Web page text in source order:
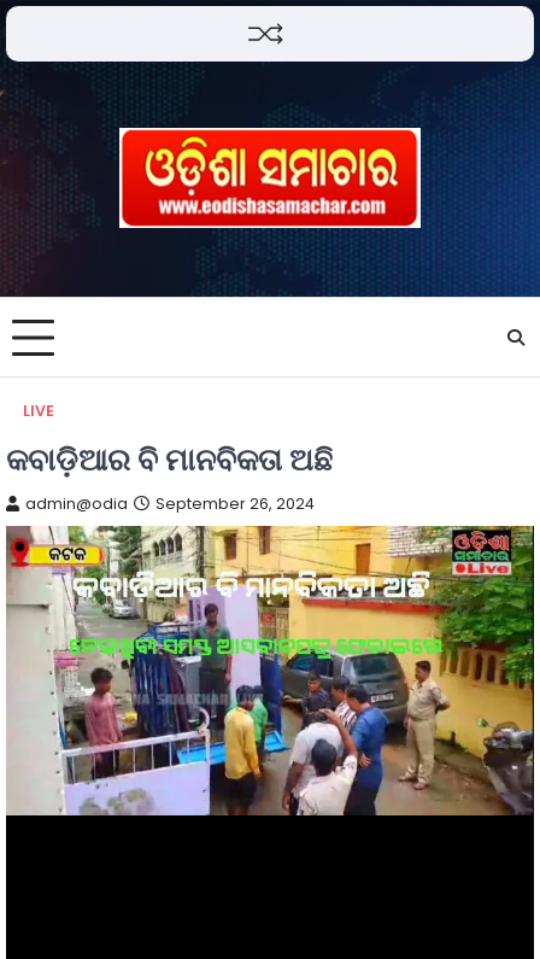
LIVE
କବାଡ଼ିଆର ବି ମାନବିକତା ଅଛି
admin@odia September 26, 2024